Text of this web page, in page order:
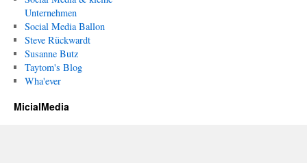
Unternehmen
Social Media Ballon
Steve Rückwardt
Susanne Butz
Taytom's Blog
Wha'ever
MicialMedia